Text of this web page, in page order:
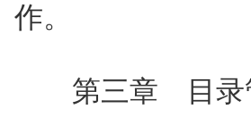
作。
第三章 目录